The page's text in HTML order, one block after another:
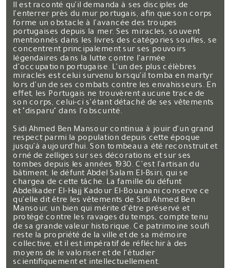
Il est raconté qu'il demanda à ses disciples de
l'enterrer près du mur portugais, afin que son corps
forme un obstacle à l'avancée des troupes
portugaises depuis la mer. Ses miracles, souvent
mentionnés dans les livres des catégories soufies, se
concentrent principalement sur ses pouvoirs
légendaires dans la lutte contre l'armée
d'occupation portugaise. L'un des plus célèbres
miracles est celui survenu lorsqu'il tomba en martyr
lors d'un de ses combats contre les envahisseurs. En
effet, les Portugais ne trouvèrent aucune trace de
son corps, celui-ci s'étant détaché de ses vêtements
et "disparu" dans l'obscurité.
Sidi Ahmed Ben Mansour continua à jouir d'un grand
respect parmi la population depuis cette époque
jusqu'à aujourd'hui. Son tombeau a été reconstruit et
orné de zelliges sur ses décorations et sur ses
tombes depuis les années 1930. C'est l'artisan du
bâtiment, le défunt Abdel Salam El-Bsiri, qui se
chargea de cette tâche. La famille du défunt
Abdelkader El-Hajj Kadour El-Bouanani conserve ce
qu'elle dit être les vêtements de Sidi Ahmed Ben
Mansour, un bien qui mérite d'être préservé et
protégé contre les ravages du temps, compte tenu
de sa grande valeur historique. Ce patrimoine soufi
reste la propriété de la ville et de sa mémoire
collective, et il est impératif de réfléchir à des
moyens de le valoriser et de l'étudier
scientifiquement et intellectuellement.